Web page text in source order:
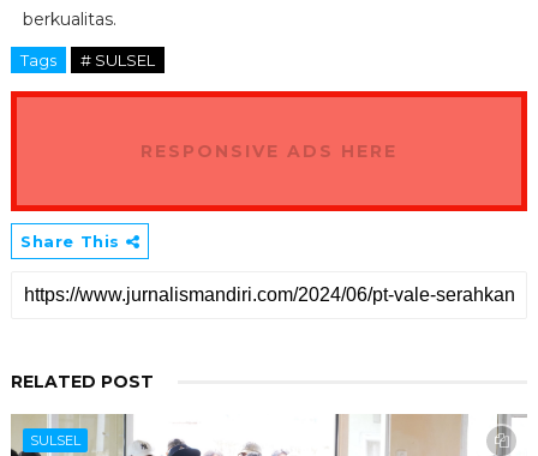
berkualitas.
Tags # SULSEL
RESPONSIVE ADS HERE
Share This
RELATED POST
SULSEL